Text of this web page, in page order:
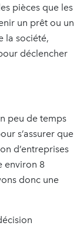
pièces que les
un prêt ou un
la société,
déclencher
peu de temps
s’assurer que
d’entreprises
environ 8
donc une